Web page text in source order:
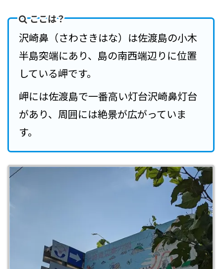
ここは？
沢崎鼻（さわさきはな）は佐渡島の小木
半島突端にあり、島の南西端辺りに位置
している岬です。
岬には佐渡島で一番高い灯台沢崎鼻灯台
があり、周囲には絶景が広がっていま
す。